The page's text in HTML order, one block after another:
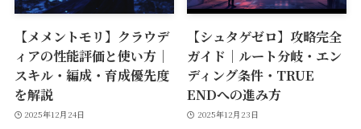
【メメントモリ】クラウデ
ィアの性能評価と使い方｜
スキル・編成・育成優先度
を解説
2025年12月24日
【シュタゲゼロ】攻略完全
ガイド｜ルート分岐・エン
ディング条件・TRUE
ENDへの進み方
2025年12月23日